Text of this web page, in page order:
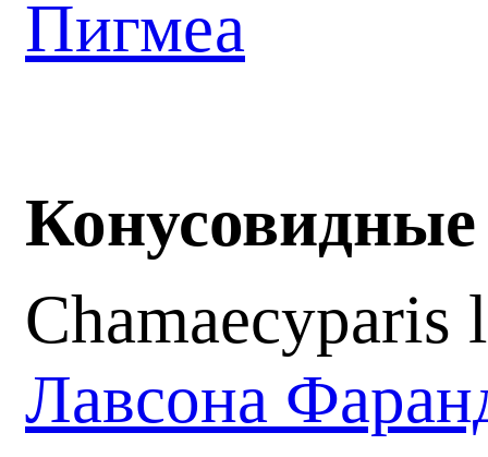
Пигмеа
Chamaecyparis
Лавсона